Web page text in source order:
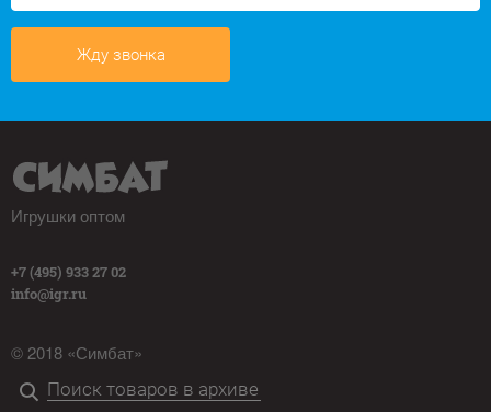
Жду звонка
Игрушки оптом
+7 (495) 933 27 02
info@igr.ru
© 2018 «Симбат»